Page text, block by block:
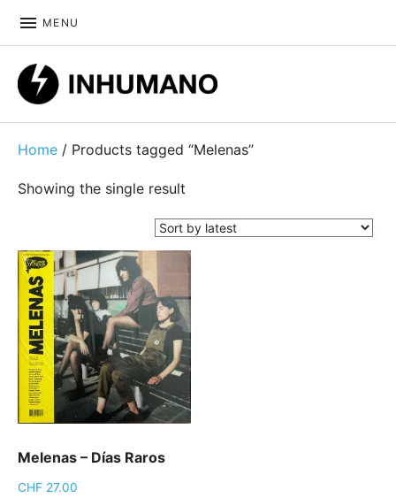
MENU
Home / Products tagged “Melenas”
Showing the single result
Melenas ‎– Días Raros
CHF 27.00